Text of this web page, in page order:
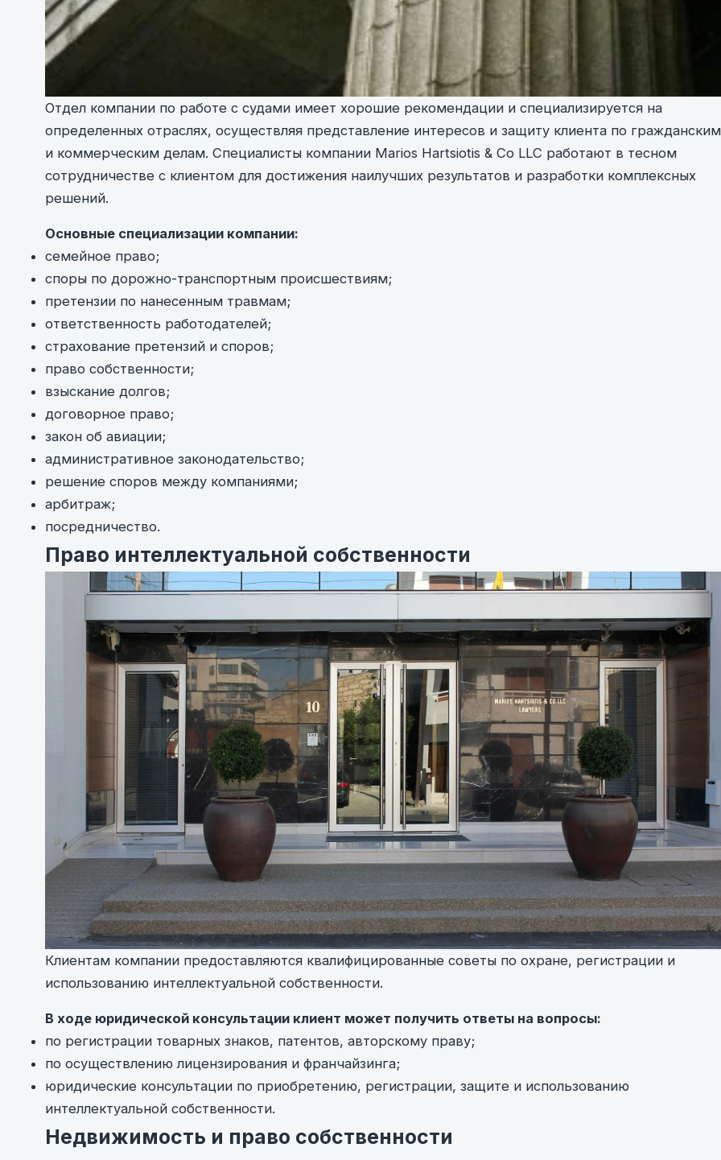
Отдел компании по работе с судами имеет хорошие рекомендации и специализируется на
определенных отраслях, осуществляя представление интересов и защиту клиента по гражданским
и коммерческим делам. Специалисты компании Marios Hartsiotis & Co LLC работают в тесном
сотрудничестве с клиентом для достижения наилучших результатов и разработки комплексных
решений.
Основные специализации компании:
семейное право;
споры по дорожно-транспортным происшествиям;
претензии по нанесенным травмам;
ответственность работодателей;
страхование претензий и споров;
право собственности;
взыскание долгов;
договорное право;
закон об авиации;
административное законодательство;
решение споров между компаниями;
арбитраж;
посредничество.
Право интеллектуальной собственности
Клиентам компании предоставляются квалифицированные советы по охране, регистрации и
использованию интеллектуальной собственности.
В ходе юридической консультации клиент может получить ответы на вопросы:
по регистрации товарных знаков, патентов, авторскому праву;
по осуществлению лицензирования и франчайзинга;
юридические консультации по приобретению, регистрации, защите и использованию
интеллектуальной собственности.
Недвижимость и право собственности